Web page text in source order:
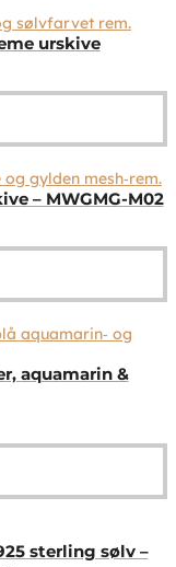
urskive
– MWGMG-M02
aquamarin &
sterling sølv –